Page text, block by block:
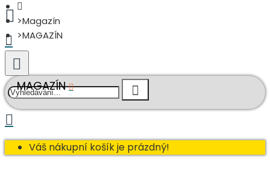
Váš nákupní košík je prázdný!
Magazín
MAGAZÍN
MAGAZÍN